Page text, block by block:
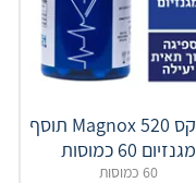
מגנוקס Magnox 520 תוסף
מגנזיום 60 כמוסות
60 כמוסות